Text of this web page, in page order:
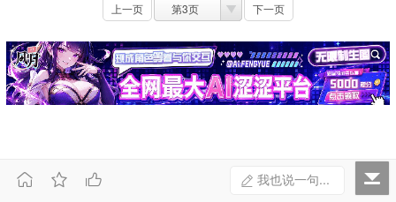
上一页 第3页 下一页
我也说一句...
  